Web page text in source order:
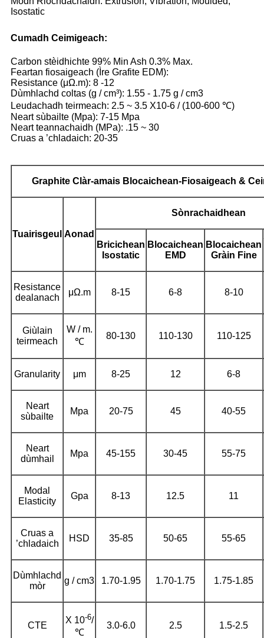
Isostatic
Cumadh Ceimigeach:
Carbon stèidhichte 99% Min Ash 0.3% Max.
Feartan fiosaigeach (Ìre Grafite EDM):
Resistance (μΩ.m): 8 -12
Dùmhlachd coltas (g / cm³): 1.55 - 1.75 g / cm3
Leudachadh teirmeach: 2.5 ~ 3.5 X10-6 / (100-600 ℃)
Neart sùbailte (Mpa): 7-15 Mpa
Neart teannachaidh (MPa): .15 ~ 30
Cruas a ’chladaich: 20-35
Graphite Clàr-amais Blocaichean-Fiosaigeach &
Tuairisgeul Aonad
Sònrachaidhean
Bricichean
Isostatic
Blocaichean
EMD
Blocaichean
Gràin Fine
Resistance
dealanach
μΩ.m 8-15 6-8 8-10
Giùlain
teirmeach
W / m.
℃
80-130 110-130 110-125
Granularity μm 8-25 12 6-8
Neart
sùbailte
Mpa 20-75 45 40-55
Neart
dùmhail
Mpa 45-155 30-45 55-75
Modal
Elasticity
Gpa 8-13 12.5 11
Cruas a
’chladaich
HSD 35-85 50-65 55-65
Dùmhlachd
mòr
g / cm3 1.70-1.95 1.70-1.75 1.75-1.85
CTE
X 10-6/
℃
3.0-6.0 2.5 1.5-2.5